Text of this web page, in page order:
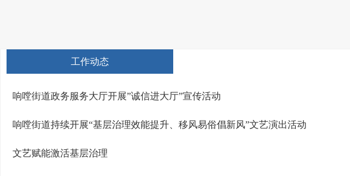
工作动态
响嘡街道政务服务大厅开展”诚信进大厅”宣传活动
响嘡街道持续开展“基层治理效能提升、移风易俗倡新风”文艺演出活动
文艺赋能激活基层治理